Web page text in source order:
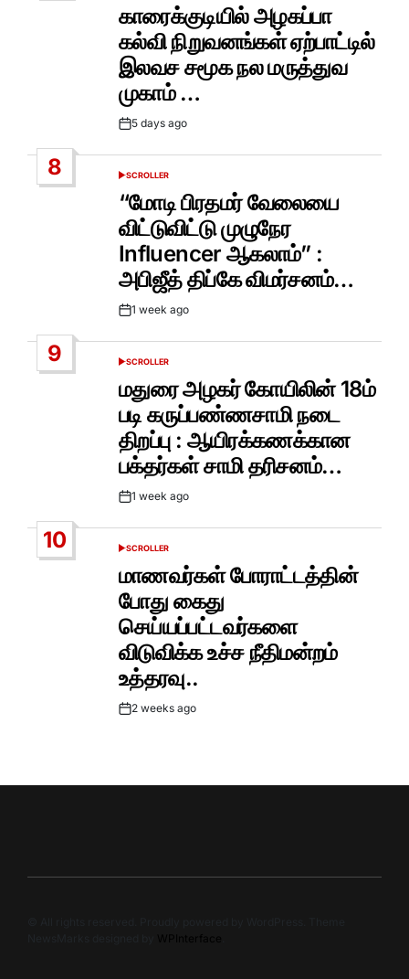
காரைக்குடியில் அழகப்பா
கல்வி நிறுவனங்கள் ஏற்பாட்டில்
இலவச சமூக நல மருத்துவ
முகாம் …
Post5 days ago
8
POSTED
IN
SCROLLER
“மோடி பிரதமர் வேலையை
விட்டுவிட்டு முழுநேர
Influencer ஆகலாம்” :
அபிஜீத் திப்கே விமர்சனம்…
Post1 week ago
9
POSTED
SCROLLER
மதுரை அழகர் கோயிலின் 18ம்
படி கருப்பண்ணசாமி நடை
திறப்பு : ஆயிரக்கணக்கான
பக்தர்கள் சாமி தரிசனம்…
Post1 week ago
10
POSTED
SCROLLER
மாணவர்கள் போராட்டத்தின்
போது கைது
செய்யப்பட்டவர்களை
விடுவிக்க உச்ச நீதிமன்றம்
உத்தரவு..
Post2 weeks ago